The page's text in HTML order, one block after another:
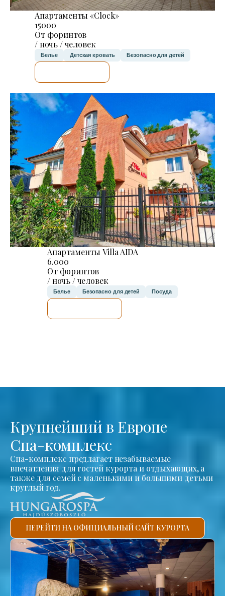
Апартаменты «Clock»
15000
От форинтов
/ ночь / человек
Белье Детская кровать Безопасно для детей
Апартаменты Villa AIDA
6.000
От форинтов
/ ночь / человек
Белье Безопасно для детей Посуда
Крупнейший в Европе
Спа-комплекс
Спа-комплекс предлагает незабываемые
впечатления для гостей курорта и отдыхающих, а
также для семей с маленькими и большими детьми
круглый год.
ПЕРЕЙТИ НА ОФИЦИАЛЬНЫЙ САЙТ КУРОРТА